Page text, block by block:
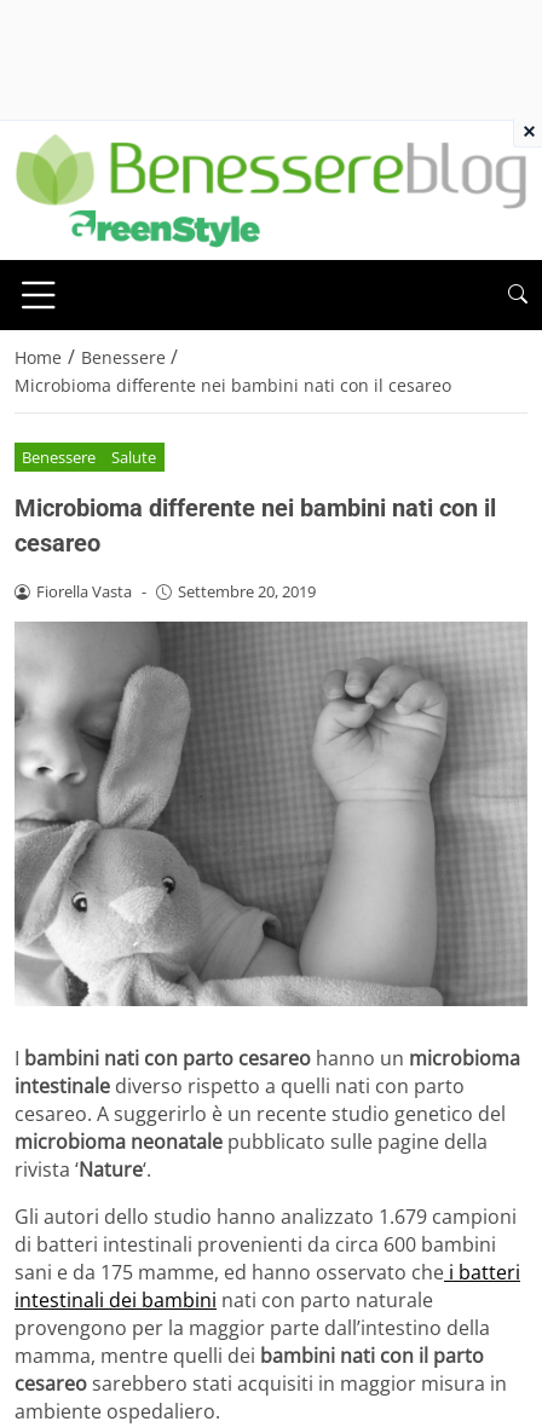
Home / Benessere /
Microbioma differente nei bambini nati con il cesareo
Benessere Salute
Microbioma differente nei bambini nati con il
cesareo
Fiorella Vasta - Settembre 20, 2019
I bambini nati con parto cesareo hanno un microbioma
intestinale diverso rispetto a quelli nati con parto
cesareo. A suggerirlo è un recente studio genetico del
microbioma neonatale pubblicato sulle pagine della
rivista ‘Nature‘.
Gli autori dello studio hanno analizzato 1.679 campioni
di batteri intestinali provenienti da circa 600 bambini
sani e da 175 mamme, ed hanno osservato che i batteri
intestinali dei bambini nati con parto naturale
provengono per la maggior parte dall’intestino della
mamma, mentre quelli dei bambini nati con il parto
cesareosarebbero stati acquisiti in maggior misura in
ambiente ospedaliero.
×